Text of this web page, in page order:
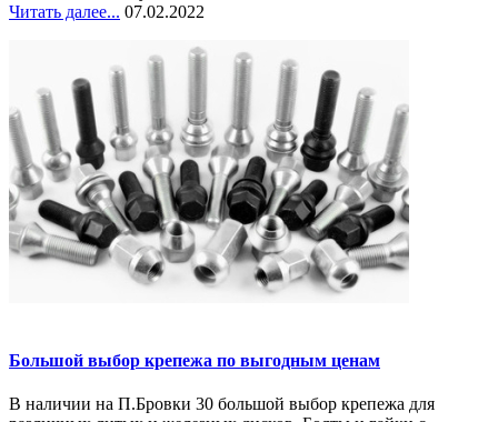
Читать далее... 07.02.2022
Большой выбор крепежа по выгодным ценам
В наличии на П.Бровки 30 большой выбор крепежа для